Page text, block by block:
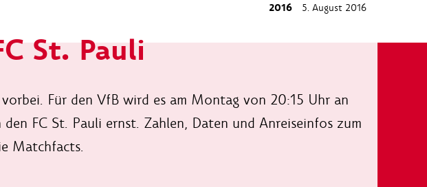
2016 5. August 2016
St. Pauli
Für den VfB wird es am Montag von 20:15 Uhr an
den FC St. Pauli ernst. Zahlen, Daten und Anreiseinfos zum
Matchfacts.